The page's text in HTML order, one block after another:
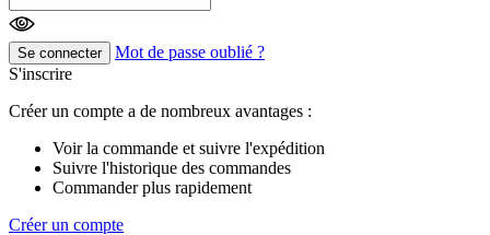
Se connecter
Mot de passe oublié ?
S'inscrire
Créer un compte a de nombreux avantages :
Voir la commande et suivre l'expédition
Suivre l'historique des commandes
Commander plus rapidement
Créer un compte